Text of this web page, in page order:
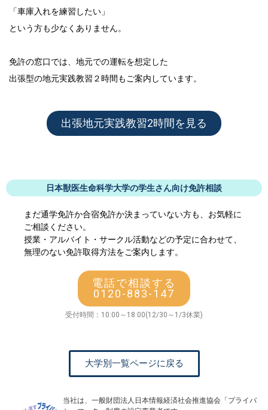
「車庫入れを練習したい」
という方も少なくありません。
免許の窓口では、地元での運転を想定した
出張型の地元実践教習２時間 もご案内しています。
出張地元実践教習2時間を見る
日本獣医生命科学大学の学生さん向け免許相談
まだ通学免許か合宿免許か決まっていない方も、お気軽に
ご相談ください。
授業・アルバイト・サークル活動などの予定に合わせて、
無理のない免許取得方法をご案内します。
電話で相談する
0120-883-147
受付時間：10:00～18:00(12/30～1/3休業)
大学別一覧ページに戻る
当社は、一般財団法人日本情報経済社会推進協会「プライバ